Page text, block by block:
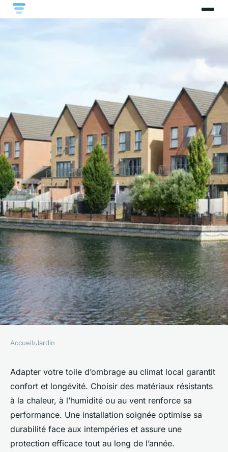
Toile ombrage : adaptez votre
espace au climat local
Emy•18 octobre 2025•4 min de lecture
Accueil›Jardin
Adapter votre toile d’ombrage au climat local garantit
confort et longévité. Choisir des matériaux résistants
à la chaleur, à l’humidité ou au vent renforce sa
performance. Une installation soignée optimise sa
durabilité face aux intempéries et assure une
protection efficace tout au long de l’année.